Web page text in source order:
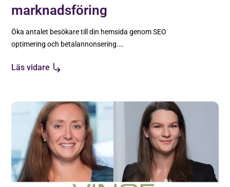
marknadsföring
Öka antalet besökare till din hemsida genom SEO
optimering och betalannonsering.
Vision om digital marknadsföring.
Läs vidare